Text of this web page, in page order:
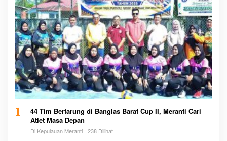
1
44 Tim Bertarung di Banglas Barat Cup II, Meranti Cari
Atlet Masa Depan
Di Kepulauan Meranti 238 Dilihat